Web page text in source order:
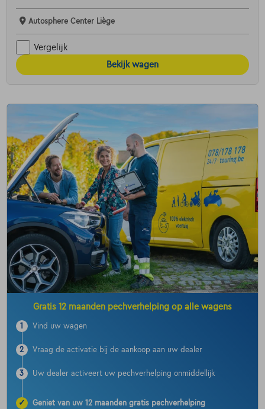
Autosphere Center Liège
Vergelijk
Bekijk wagen
Gratis 12 maanden pechverhelping op alle wagens
1 Vind uw wagen
2 Vraag de activatie bij de aankoop aan uw dealer
3 Uw dealer activeert uw pechverhelping onmiddellijk
✓
Geniet van uw 12 maanden gratis pechverhelping